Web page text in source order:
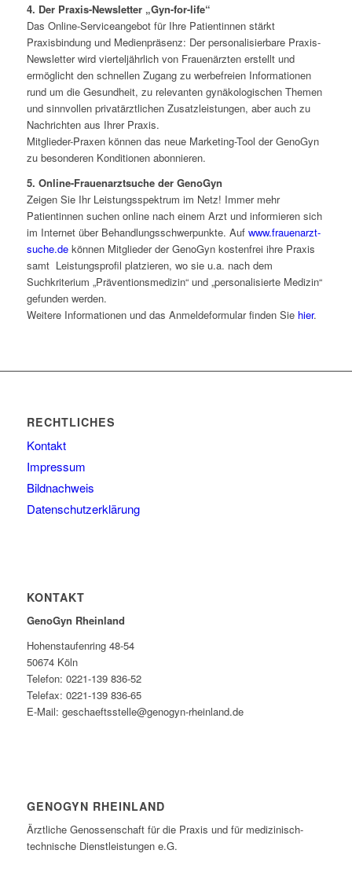
4. Der Praxis-Newsletter „Gyn-for-life“
Das Online-Serviceangebot für Ihre Patientinnen stärkt
Praxisbindung und Medienpräsenz: Der personalisierbare Praxis-
Newsletter wird vierteljährlich von Frauenärzten erstellt und
ermöglicht den schnellen Zugang zu werbefreien Informationen
rund um die Gesundheit, zu relevanten gynäkologischen Themen
und sinnvollen privatärztlichen Zusatzleistungen, aber auch zu
Nachrichten aus Ihrer Praxis.
Mitglieder-Praxen können das neue Marketing-Tool der GenoGyn
zu besonderen Konditionen abonnieren.
5. Online-Frauenarztsuche der GenoGyn
Zeigen Sie Ihr Leistungsspektrum im Netz! Immer mehr
Patientinnen suchen online nach einem Arzt und informieren sich
im Internet über Behandlungsschwerpunkte. Auf www.frauenarzt-
suche.dekönnen Mitglieder der GenoGyn kostenfrei ihre Praxis
samt Leistungsprofil platzieren, wo sie u.a. nach dem
Suchkriterium „Präventionsmedizin“ und „personalisierte Medizin“
gefunden werden.
Weitere Informationen und das Anmeldeformular finden Sie hier.
RECHTLICHES
Kontakt
Impressum
Bildnachweis
Datenschutzerklärung
KONTAKT
GenoGyn Rheinland
Hohenstaufenring 48-54
50674 Köln
Telefon: 0221-139 836-52
Telefax: 0221-139 836-65
E-Mail: geschaeftsstelle@genogyn-rheinland.de
GENOGYN RHEINLAND
Ärztliche Genossenschaft für die Praxis und für medizinisch-
technische Dienstleistungen e.G.